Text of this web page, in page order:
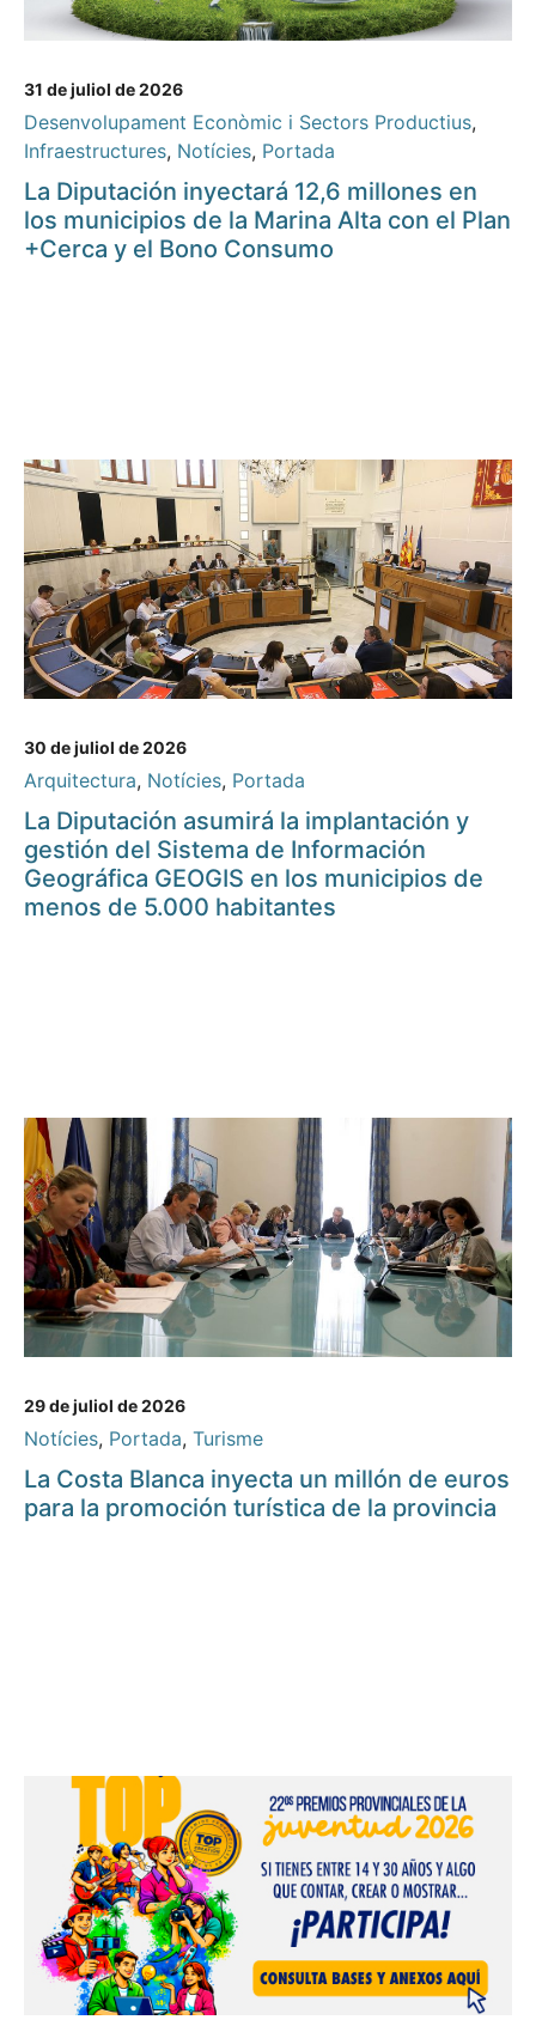
31 de juliol de 2026
Desenvolupament Econòmic i Sectors Productius,
Infraestructures, Notícies, Portada
La Diputación inyectará 12,6 millones en
los municipios de la Marina Alta con el Plan
+Cerca y el Bono Consumo
30 de juliol de 2026
Arquitectura, Notícies, Portada
La Diputación asumirá la implantación y
gestión del Sistema de Información
Geográfica GEOGIS en los municipios de
menos de 5.000 habitantes
29 de juliol de 2026
Notícies, Portada, Turisme
La Costa Blanca inyecta un millón de euros
para la promoción turística de la provincia